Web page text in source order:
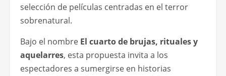
selección de películas centradas en el terror
sobrenatural.
Bajo el nombre El cuarto de brujas, rituales y
aquelarres, esta propuesta invita a los
espectadores a sumergirse en historias